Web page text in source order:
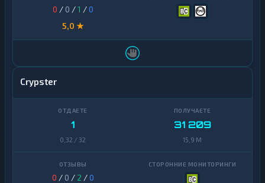
0 / 0 /1 /0
5,0 ★
Crypster
1
0,32 / 32
31 209
15,9 M
0 / 0 / 2 /0